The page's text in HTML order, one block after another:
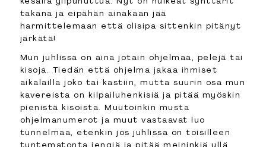
takana ja eipähän ainakaan jää
harmittelemaan että olisipa sittenkin pitänyt
järkätä!
Mun juhlissa on aina jotain ohjelmaa, pelejä tai
kisoja. Tiedän että ohjelma jakaa ihmiset
aikalailla joko tai kastiin, mutta suurin osa mun
kavereista on kilpailuhenkisiä ja pitää myöskin
pienistä kisoista. Muutoinkin musta
ohjelmanumerot ja muut vastaavat luo
tunnelmaa, etenkin jos juhlissa on toisilleen